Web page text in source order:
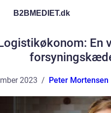
B2BMEDIET.dk
En
2023 Peter Mortensen